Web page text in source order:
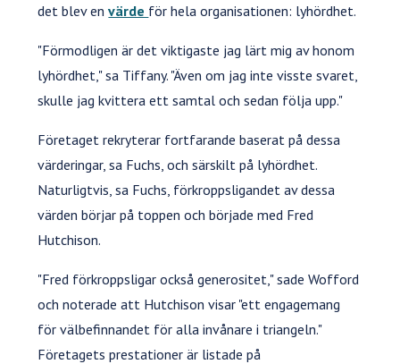
det blev envärde för hela organisationen: lyhördhet.
"Förmodligen är det viktigaste jag lärt mig av honom
lyhördhet," sa Tiffany. "Även om jag inte visste svaret,
skulle jag kvittera ett samtal och sedan följa upp."
Företaget rekryterar fortfarande baserat på dessa
värderingar, sa Fuchs, och särskilt på lyhördhet.
Naturligtvis, sa Fuchs, förkroppsligandet av dessa
värden börjar på toppen och började med Fred
Hutchison.
"Fred förkroppsligar också generositet," sade Wofford
och noterade att Hutchison visar "ett engagemang
för välbefinnandet för alla invånare i triangeln."
Företagets prestationer är listade på